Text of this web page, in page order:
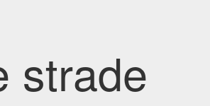
strade